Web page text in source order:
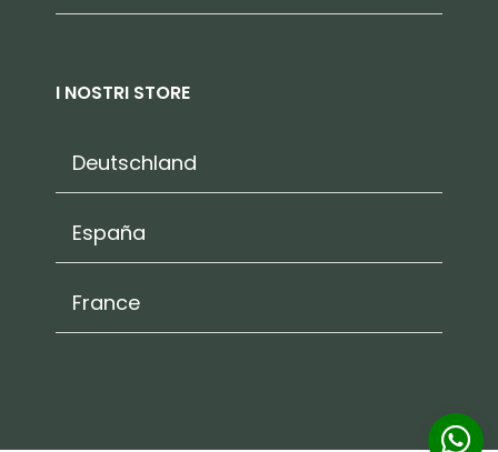
I NOSTRI STORE
Deutschland
España
France